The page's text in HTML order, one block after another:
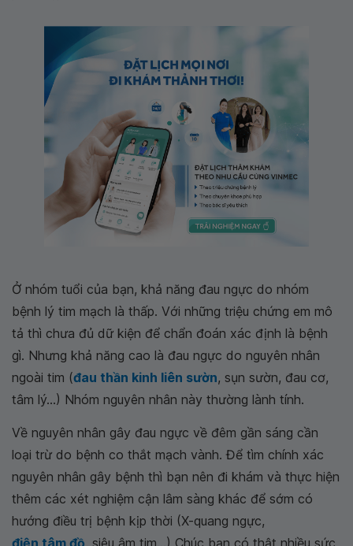
Ở nhóm tuổi của bạn, khả năng đau ngực do nhóm
bệnh lý tim mạch là thấp. Với những triệu chứng em mô
tả thì chưa đủ dữ kiện để chẩn đoán xác định là bệnh
gì. Nhưng khả năng cao là đau ngực do nguyên nhân
ngoài tim (đau thần kinh liên sườn, sụn sườn, đau cơ,
tâm lý...) Nhóm nguyên nhân này thường lành tính.
Về nguyên nhân gây đau ngực về đêm gần sáng cần
loại trừ do bệnh co thắt mạch vành. Để tìm chính xác
nguyên nhân gây bệnh thì bạn nên đi khám và thực hiện
thêm các xét nghiệm cận lâm sàng khác để sớm có
hướng điều trị bệnh kịp thời (X-quang ngực,
điện tâm đồ, siêu âm tim...) Chúc bạn có thật nhiều sức